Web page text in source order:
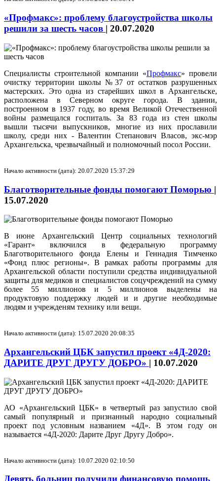
«Профмакс»: проблему благоустройства школы
решили за шесть часов | 20.07.2020
Специалисты строительной компании «Профмакс» провели
очистку территории школы №37 от остатков разрушенных
мастерских. Это одна из старейших школ в Архангельске,
расположена в Северном округе города. В здании,
построенном в 1937 году, во время Великой Отечественной
войны размещался госпиталь. За 83 года из стен школы
вышли тысячи выпускников, многие из них прославили
школу, среди них - Валентин Степанович Власов, экс-мэр
Архангельска, чрезвычайный и полномочный посол России.
Начало активности (дата): 20.07.2020 15:37:29
Благотворительные фонды помогают Поморью |
15.07.2020
В июне Архангельский Центр социальных технологий
«Гарант» включился в федеральную программу
Благотворительного фонда Елены и Геннадия Тимченко
«Фонд плюс регионы». В рамках работы программы для
Архангельской области поступили средства индивидуальной
защиты для медиков и специалистов соцучреждений на сумму
более 55 миллионов и 5 миллионов выделены на
продуктовую поддержку людей и и другие необходимые
людям и учрежденям технику или вещи.
Начало активности (дата): 15.07.2020 20:08:35
Архангельский ЦБК запустил проект «4Д-2020:
ДАРИТЕ ДРУГ ДРУГУ ДОБРО» | 10.07.2020
АО «Архангельский ЦБК» в четвертый раз запустило свой
самый популярный и признанный народно социальный
проект под условным названием «4Д». В этом году он
называется «4Д-2020: Дарите Друг Другу Добро».
Начало активности (дата): 10.07.2020 02:10:50